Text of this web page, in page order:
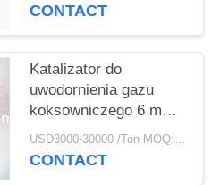
CONTACT
Katalizator do
uwodornienia gazu
koksowniczego 6 mm
Cog-1
USD3000-30000 /Ton MOQ:1 KG
CONTACT